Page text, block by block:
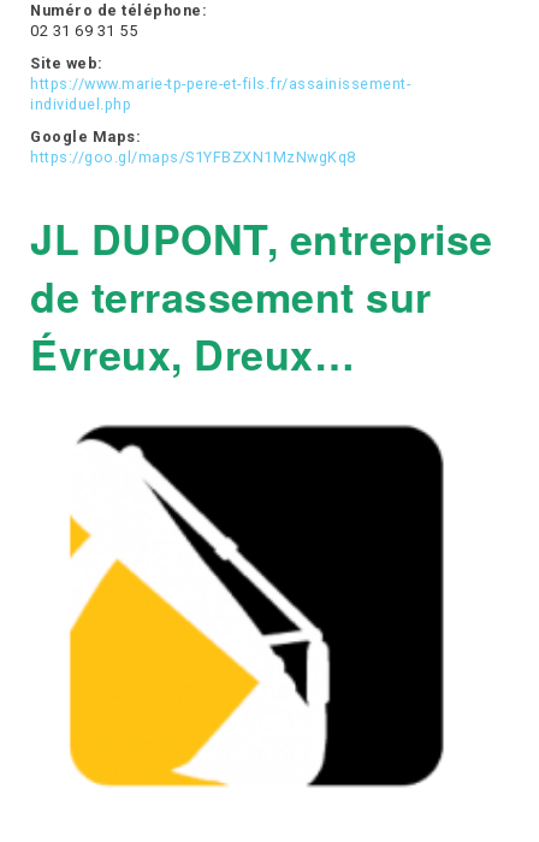
Numéro de téléphone:
02 31 69 31 55
Site web:
https://www.marie-tp-pere-et-fils.fr/assainissement-
individuel.php
Google Maps:
https://goo.gl/maps/S1YFBZXN1MzNwgKq8
JL DUPONT, entreprise
de terrassement sur
Évreux, Dreux…